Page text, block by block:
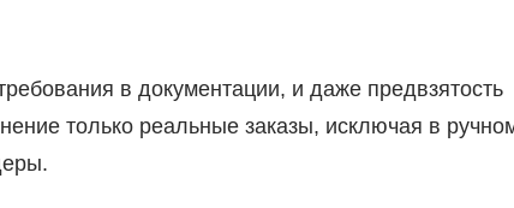
в документации, и даже предвзятость
только реальные заказы, исключая в